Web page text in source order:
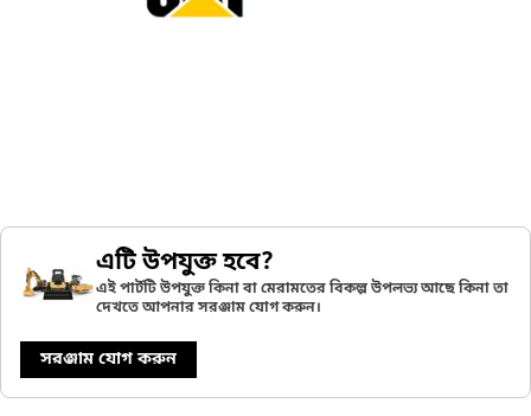
এটি উপযুক্ত হবে?
এই পার্টটি উপযুক্ত কিনা বা মেরামতের বিকল্প উপলভ্য আছে কিনা তা
দেখতে আপনার সরঞ্জাম যোগ করুন।
সরঞ্জাম যোগ করুন